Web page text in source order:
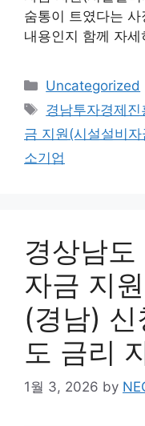
숨통이 트였다는
내용인지 함께 자
Categories
Uncategorized
Tags
경남투자경제진
금 지원(시설설비자
소기업
경상남
자금 지
(경남)
도 금리
1월 3, 2026 by